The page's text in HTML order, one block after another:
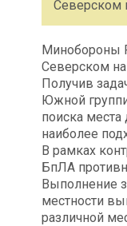
Северском
Минобороны
Северском
Получив
Южной
поиска
наиболее
В рамках
БпЛА
Выполнение
местности
различной